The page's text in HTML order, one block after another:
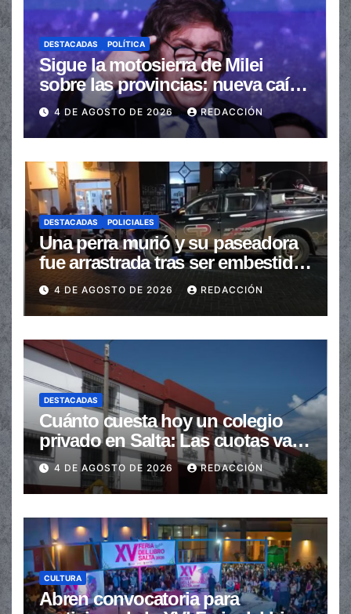
DESTACADAS POLÍTICA
Sigue la motosierra de Milei
sobre las provincias: nueva caída
de las transferencias no
automáticas
4 DE AGOSTO DE 2026 REDACCIÓN
DESTACADAS POLICIALES
Una perra murió y su paseadora
fue arrastrada tras ser embestidas
en la senda peatonal
4 DE AGOSTO DE 2026 REDACCIÓN
DESTACADAS
Cuánto cuesta hoy un colegio
privado en Salta: Las cuotas van
de $110.000 a más de $600.000
4 DE AGOSTO DE 2026 REDACCIÓN
CULTURA
Abren convocatoria para